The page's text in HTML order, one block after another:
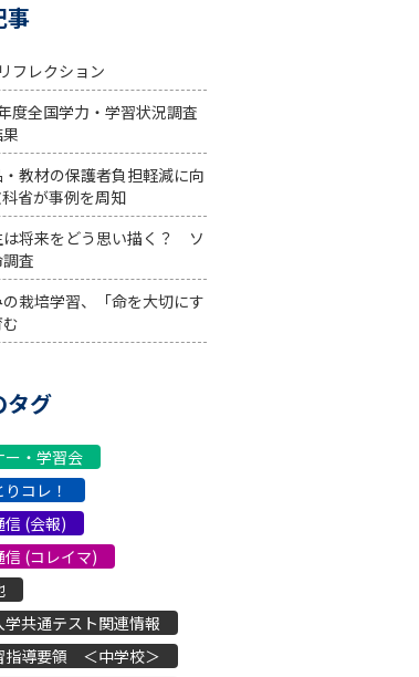
事
フレクション
度全国学力・学習状況調査
教材の保護者負担軽減に向
省が事例を周知
将来をどう思い描く？ ソ
査
栽培学習、「命を大切にす
タグ
ー・学習会
コレ！
信 (会報)
信 (コレイマ)
学共通テスト関連情報
指導要領 ＜中学校＞